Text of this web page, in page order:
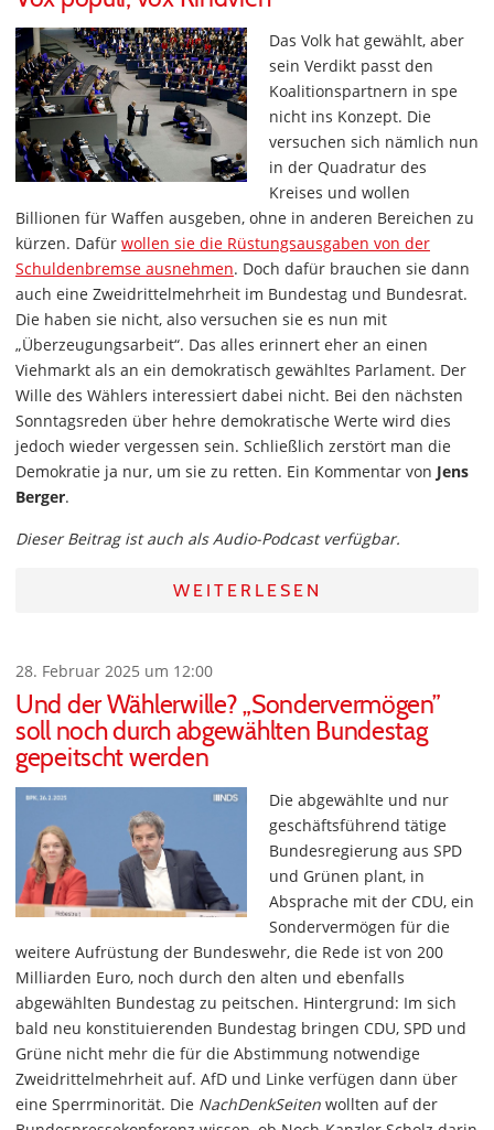
Das Volk hat gewählt, aber
sein Verdikt passt den
Koalitionspartnern in spe
nicht ins Konzept. Die
versuchen sich nämlich nun
in der Quadratur des
Kreises und wollen
Billionen für Waffen ausgeben, ohne in anderen Bereichen zu
kürzen. Dafür wollen sie die Rüstungsausgaben von der
Schuldenbremse ausnehmen. Doch dafür brauchen sie dann
auch eine Zweidrittelmehrheit im Bundestag und Bundesrat.
Die haben sie nicht, also versuchen sie es nun mit
„Überzeugungsarbeit“. Das alles erinnert eher an einen
Viehmarkt als an ein demokratisch gewähltes Parlament. Der
Wille des Wählers interessiert dabei nicht. Bei den nächsten
Sonntagsreden über hehre demokratische Werte wird dies
jedoch wieder vergessen sein. Schließlich zerstört man die
Demokratie ja nur, um sie zu retten. Ein Kommentar von Jens
Berger.
Dieser Beitrag ist auch als Audio-Podcast verfügbar.
WEITERLESEN
28. Februar 2025 um 12:00
Und der Wählerwille? „Sondervermögen”
soll noch durch abgewählten Bundestag
gepeitscht werden
Die abgewählte und nur
geschäftsführend tätige
Bundesregierung aus SPD
und Grünen plant, in
Absprache mit der CDU, ein
Sondervermögen für die
weitere Aufrüstung der Bundeswehr, die Rede ist von 200
Milliarden Euro, noch durch den alten und ebenfalls
abgewählten Bundestag zu peitschen. Hintergrund: Im sich
bald neu konstituierenden Bundestag bringen CDU, SPD und
Grüne nicht mehr die für die Abstimmung notwendige
Zweidrittelmehrheit auf. AfD und Linke verfügen dann über
eine Sperrminorität. Die NachDenkSeiten wollten auf der